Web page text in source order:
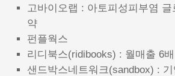
고바이오랩 : 아토피성피부염 글
약
펀플웍스
리디북스(ridibooks) : 월매출 6
샌드박스네트워크(sandbox) :